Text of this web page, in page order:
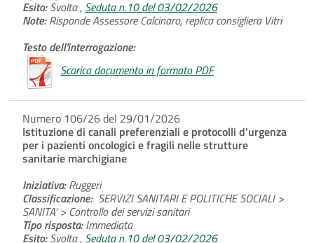
Esito:Svolta , Seduta n.10 del 03/02/2026
Note:Risponde Assessore Calcinaro, replica consigliera Vitri
Testo dell'interrogazione:
Scarica documento in formato PDF
Numero 106/26 del 29/01/2026
Istituzione di canali preferenziali e protocolli d'urgenza
per i pazienti oncologici e fragili nelle strutture
sanitarie marchigiane
Iniziativa:Ruggeri
Classificazione: SERVIZI SANITARI E POLITICHE SOCIALI >
SANITA' > Controllo dei servizi sanitari
Tipo risposta:Immediata
Esito:Svolta , Seduta n.10 del 03/02/2026